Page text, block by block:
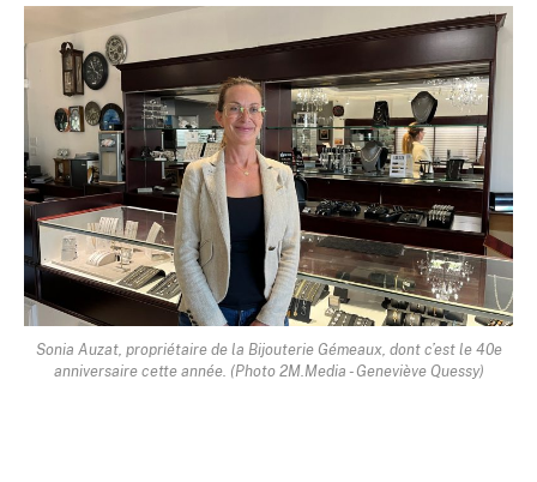
Sonia Auzat, propriétaire de la Bijouterie Gémeaux, dont c’est le 40e
anniversaire cette année. (Photo 2M.Media - Geneviève Quessy)